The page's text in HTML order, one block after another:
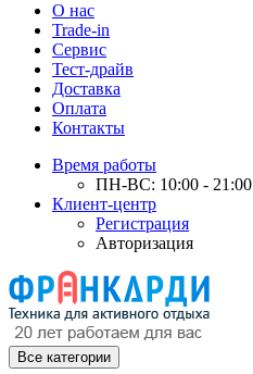
О нас
Trade-in
Сервис
Тест-драйв
Доставка
Оплата
Контакты
Время работы
ПН-ВС: 10:00 - 21:00
Клиент-центр
Регистрация
Авторизация
Все категории